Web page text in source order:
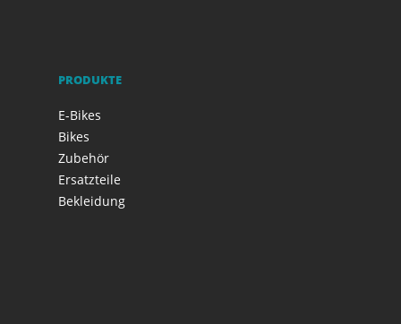
PRODUKTE
E-Bikes
Bikes
Zubehör
Ersatzteile
Bekleidung